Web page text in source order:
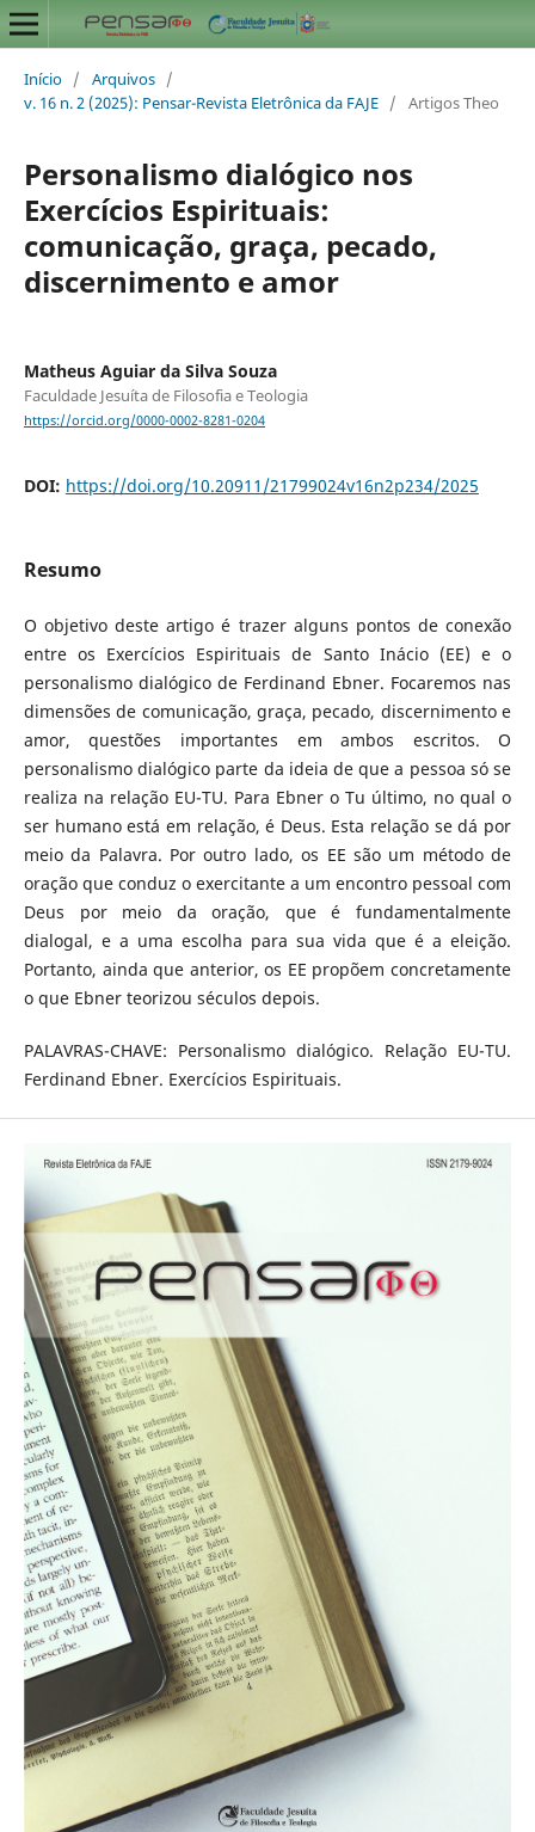
Início / Arquivos /
v. 16 n. 2 (2025): Pensar-Revista Eletrônica da FAJE / Artigos Theo
Personalismo dialógico nos
Exercícios Espirituais:
comunicação, graça, pecado,
discernimento e amor
Matheus Aguiar da Silva Souza
Faculdade Jesuíta de Filosofia e Teologia
https://orcid.org/0000-0002-8281-0204
DOI: https://doi.org/10.20911/21799024v16n2p234/2025
Resumo
O objetivo deste artigo é trazer alguns pontos de conexão
entre os Exercícios Espirituais de Santo Inácio (EE) e o
personalismo dialógico de Ferdinand Ebner. Focaremos nas
dimensões de comunicação, graça, pecado, discernimento e
amor, questões importantes em ambos escritos. O
personalismo dialógico parte da ideia de que a pessoa só se
realiza na relação EU-TU. Para Ebner o Tu último, no qual o
ser humano está em relação, é Deus. Esta relação se dá por
meio da Palavra. Por outro lado, os EE são um método de
oração que conduz o exercitante a um encontro pessoal com
Deus por meio da oração, que é fundamentalmente
dialogal, e a uma escolha para sua vida que é a eleição.
Portanto, ainda que anterior, os EE propõem concretamente
o que Ebner teorizou séculos depois.
PALAVRAS-CHAVE: Personalismo dialógico. Relação EU-TU.
Ferdinand Ebner. Exercícios Espirituais.